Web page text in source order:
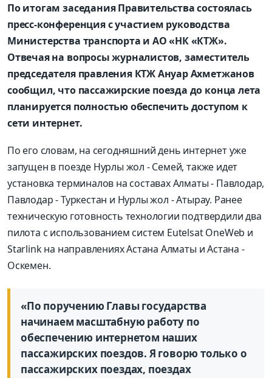
По итогам заседания Правительства состоялась
пресс-конференция с участием руководства
Министерства транспорта и АО «НК «КТЖ».
Отвечая на вопросы журналистов, заместитель
председателя правления КТЖ Ануар Ахметжанов
сообщил, что пассажирские поезда до конца лета
планируется полностью обеспечить доступом к
сети интернет.
По его словам, на сегодняшний день интернет уже
запущен в поезде Нурлы жол - Семей, также идет
установка терминалов на составах Алматы - Павлодар,
Павлодар - Туркестан и Нурлы жол - Атырау. Ранее
техническую готовность технологии подтвердили два
пилота с использованием систем Eutelsat OneWeb и
Starlink на направлениях Астана Алматы и Астана -
Оскемен.
«По поручению Главы государства
начинаем масштабную работу по
обеспечению интернетом наших
пассажирских поездов. Я говорю только о
пассажирских поездах, поездах